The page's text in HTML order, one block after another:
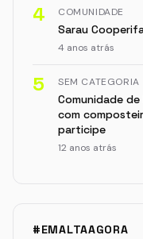
4 COMUNIDADE
Sarau
4 anos atrás
5 SEM CATEGORIA
Comunidade
com
participe
12 anos atrás
#EMALTAAGORA